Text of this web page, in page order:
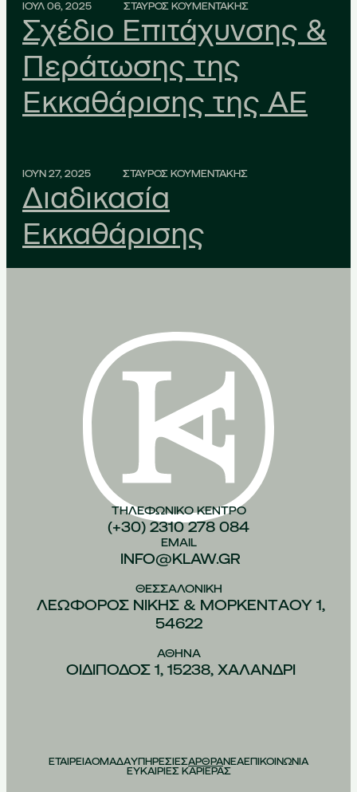
ΙΟΥΛ 06, 2025 ΣΤΑΥΡΟΣ ΚΟΥΜΕΝΤΑΚΗΣ
Σχέδιο Επιτάχυνσης &
Περάτωσης της
Εκκαθάρισης της ΑΕ
ΙΟΥΝ 27, 2025 ΣΤΑΥΡΟΣ ΚΟΥΜΕΝΤΑΚΗΣ
Διαδικασία
Εκκαθάρισης
ΤΗΛΕΦΩΝΙΚO ΚEΝΤΡΟ
(+30) 2310 278 084
EMAIL
INFO@KLAW.GR
ΘΕΣΣΑΛΟΝIΚΗ
ΛΕΩΦOΡΟΣ ΝIΚΗΣ & ΜΟΡΚΕΝΤAΟΥ 1,
54622
ΑΘHΝΑ
ΟΙΔIΠΟΔΟΣ 1, 15238, ΧΑΛAΝΔΡΙ
ΕΤΑΙΡΕΙΑΟΜΑΔΑΥΠΗΡΕΣΙΕΣΑΡΘΡΑΝΕΑΕΠΙΚΟΙΝΩΝΙΑ
ΕΥΚΑΙΡΙΕΣ ΚΑΡΙΕΡΑΣ